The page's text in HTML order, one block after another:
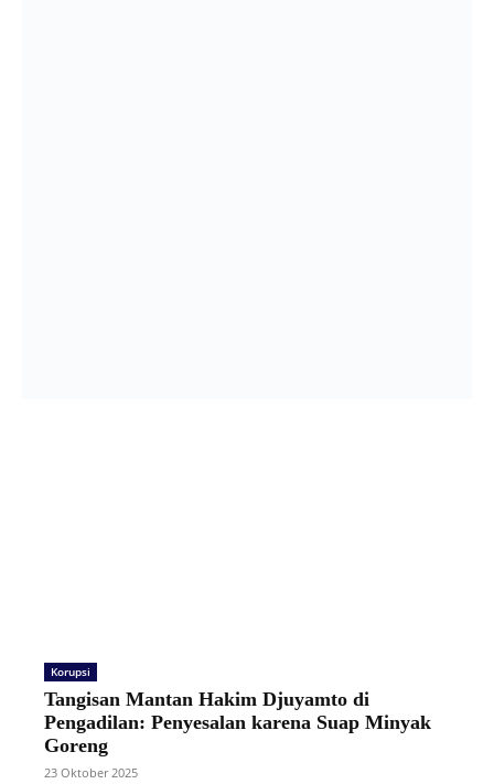
Korupsi
Tangisan Mantan Hakim Djuyamto di
Pengadilan: Penyesalan karena Suap Minyak
Goreng
23 Oktober 2025